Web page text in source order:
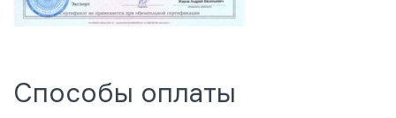
Способы оплаты